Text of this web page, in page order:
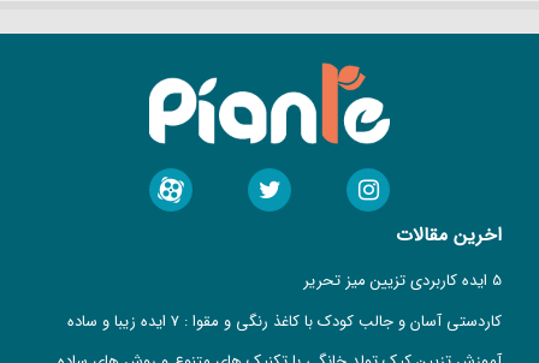
اخرین مقالات
5 ایده کاربردی تزیین میز تحریر
کاردستی آسان و جالب کودک با کاغذ رنگی و مقوا : 7 ایده زیبا و ساده